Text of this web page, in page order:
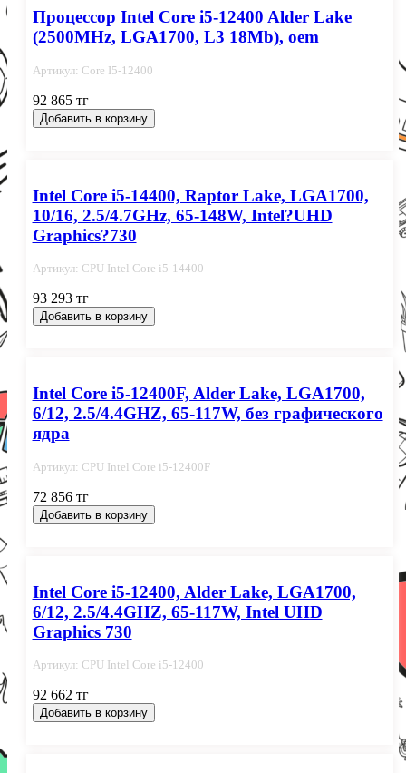
Процессор Intel Core i5-12400 Alder Lake
(2500MHz, LGA1700, L3 18Mb), oem
Артикул: Core I5-12400
92 865 тг
Добавить в корзину
Intel Core i5-14400, Raptor Lake, LGA1700,
10/16, 2.5/4.7GHz, 65-148W, Intel?UHD
Graphics?730
Артикул: СPU Intel Сore i5-14400
93 293 тг
Добавить в корзину
Intel Core i5-12400F, Alder Lake, LGA1700,
6/12, 2.5/4.4GHZ, 65-117W, без графического
ядра
Артикул: СPU Intel Сore i5-12400F
72 856 тг
Добавить в корзину
Intel Core i5-12400, Alder Lake, LGA1700,
6/12, 2.5/4.4GHZ, 65-117W, Intel UHD
Graphics 730
Артикул: СPU Intel Сore i5-12400
92 662 тг
Добавить в корзину